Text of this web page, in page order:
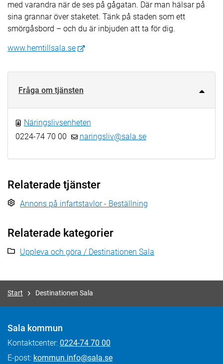
med varandra när de ses på gågatan. Där man hälsar på
sina grannar över staketet. Tänk på staden som ett
smörgåsbord – och du är inbjuden att ta för dig.
www.hemtillsala.se
Fråga om tjänsten
Näringslivsenheten
0224-74 70 00
naringsliv@sala.se
Relaterade tjänster
Annons på infartstavlor - Beställning
Relaterade kategorier
Uppleva och göra / Destinationen Sala
Start Destinationen Sala
Sala kommun
Kontaktcenter: 0224-74 70 00
E-post: kommun.info@sala.se